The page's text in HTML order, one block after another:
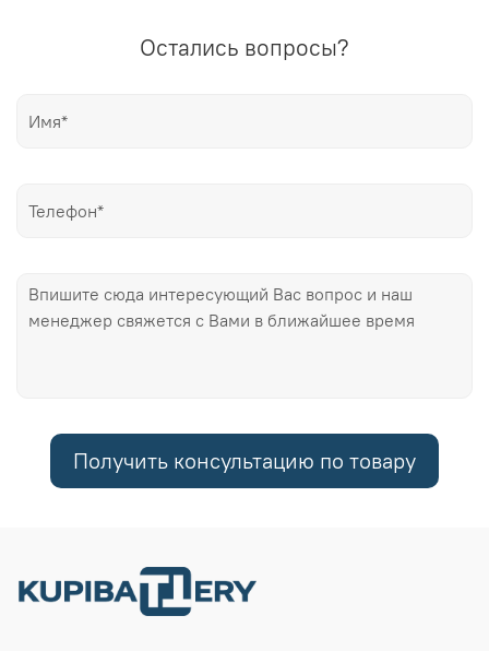
Остались вопросы?
Получить консультацию по товару